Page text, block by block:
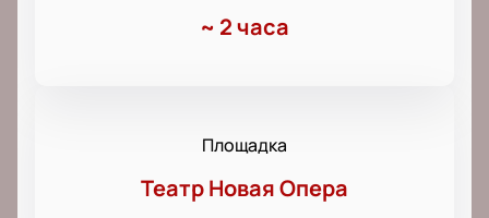
~ 2 часа
Площадка
Театр Новая Опера